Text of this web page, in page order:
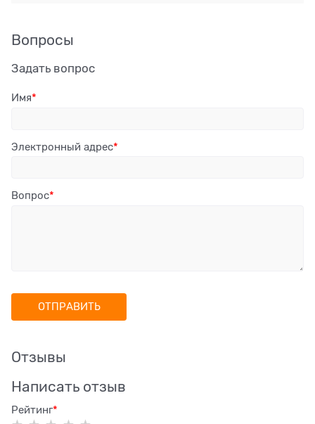
Вопросы
Задать вопрос
Имя
Электронный адрес
Вопрос
Отзывы
Написать отзыв
Рейтинг